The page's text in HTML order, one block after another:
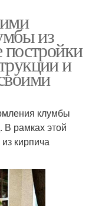
из
и
клумбы
В рамках этой
кирпича